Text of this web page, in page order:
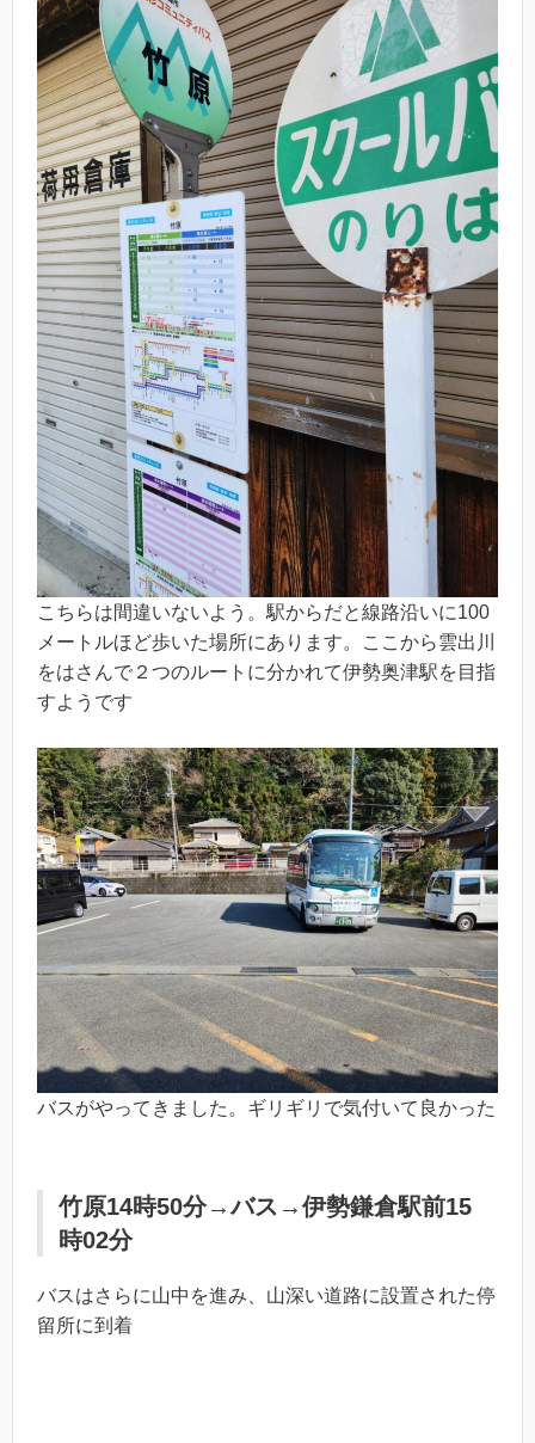
こちらは間違いないよう。駅からだと線路沿いに100
メートルほど歩いた場所にあります。ここから雲出川
をはさんで２つのルートに分かれて伊勢奥津駅を目指
すようです
バスがやってきました。ギリギリで気付いて良かった
竹原14時50分→バス→伊勢鎌倉駅前15
時02分
バスはさらに山中を進み、山深い道路に設置された停
留所に到着